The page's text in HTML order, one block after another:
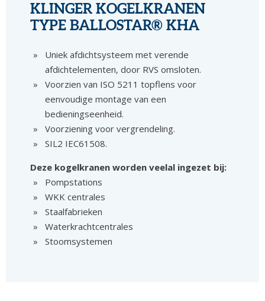
KLINGER KOGELKRANEN
TYPE BALLOSTAR® KHA
Uniek afdichtsysteem met verende
afdichtelementen, door RVS omsloten.
Voorzien van ISO 5211 topflens voor
eenvoudige montage van een
bedieningseenheid.
Voorziening voor vergrendeling.
SIL2 IEC61508.
Deze kogelkranen worden veelal ingezet bij:
Pompstations
WKK centrales
Staalfabrieken
Waterkrachtcentrales
Stoomsystemen